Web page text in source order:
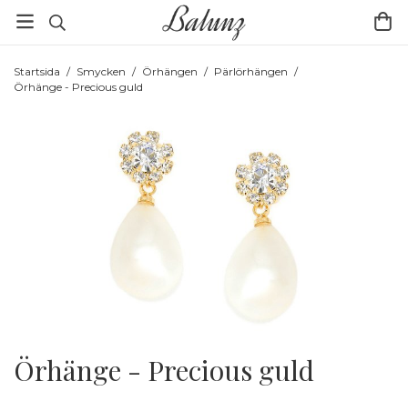
Startsida / Smycken / Örhängen / Pärlörhängen /
Örhänge - Precious guld
Örhänge - Precious guld